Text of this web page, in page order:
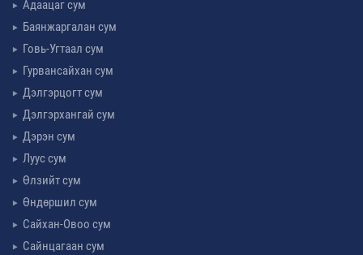
Адаацаг сум
Баянжаргалан сум
Говь-Угтаал сум
Гурвансайхан сум
Дэлгэрцогт сум
Дэлгэрхангай сум
Дэрэн сум
Луус сум
Өлзийт сум
Өндөршил сум
Сайхан-Овоо сум
Сайнцагаан сум